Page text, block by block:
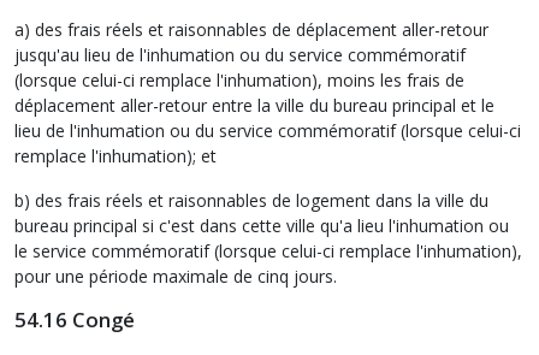
a) des frais réels et raisonnables de déplacement aller-retour
jusqu'au lieu de l'inhumation ou du service commémoratif
(lorsque celui-ci remplace l'inhumation), moins les frais de
déplacement aller-retour entre la ville du bureau principal et le
lieu de l'inhumation ou du service commémoratif (lorsque celui-ci
remplace l'inhumation); et
b) des frais réels et raisonnables de logement dans la ville du
bureau principal si c'est dans cette ville qu'a lieu l'inhumation ou
le service commémoratif (lorsque celui-ci remplace l'inhumation),
pour une période maximale de cinq jours.
54.16 Congé